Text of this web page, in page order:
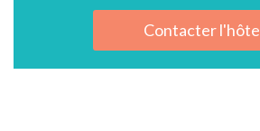
Contacter l'hôte